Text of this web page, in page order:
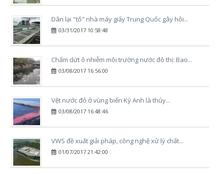
Dân lại "tố" nhà máy giấy Trung Quốc gây hôi...
03/31/2017 10:58:48
Chấm dứt ô nhiễm môi trường nước đô thị: Bao...
03/08/2017 16:56:00
Vệt nước đỏ ở vùng biển Kỳ Anh là thủy...
03/08/2017 16:48:46
VWS đề xuất giải pháp, công nghệ xử lý chất...
01/07/2017 21:42:00